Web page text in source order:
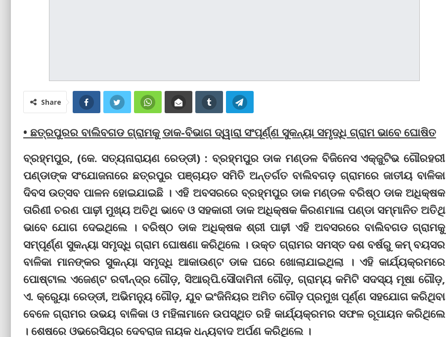
Share
• ଛତ୍ରପୁରର ବାଲିବଗଡ ଗ୍ରାମକୁ ଡାକ-ବିଭାଗ ଦ୍ୱାରା ସଂପୂର୍ଣ୍ଣ ସୁକନ୍ୟା ସମୃଦ୍ଧି ଗ୍ରାମ ଭାବେ ଘୋଷିତ
ବ୍ରହ୍ମପୁର, (କେ. ସତ୍ୟନାରାୟଣ ରେଡ୍ଡୀ) : ବ୍ରହ୍ମପୁର ଡାକ ମଣ୍ଡଳ ବିଜିନେସ ଏକ୍‌ଜୁଟିଭ ଗୌରହରୀ
ପଣ୍ଡାଙ୍କ ସଂଯୋଜନାରେ ଛତ୍ରପୁର ପଞ୍ଚାୟତ ସମିତି ଅନ୍ତର୍ଗତ ବାଲିବଗଡ଼ ଗ୍ରାମରେ ଜାତୀୟ ବାଳିକା
ଦିବସ ଉତ୍ସବ ପାଳନ ହୋଇଯାଇଛି । ଏହି ଅବସରରେ ବ୍ରହ୍ମପୁର ଡାକ ମଣ୍ଡଳ ବରିଷ୍ଠ ଡାକ ଅଧିକ୍ଷକ
ତାରିଣୀ ଚରଣ ପାଢ଼ୀ ମୁଖ୍ୟ ଅତିଥି ଭାବେ ଓ ସହକାରୀ ଡାକ ଅଧିକ୍ଷକ କିରଣମାଳା ପଣ୍ଡା ସମ୍ମାନିତ ଅତିଥି
ଭାବେ ଯୋଗ ଦେଇଥିଲେ । ବରିଷ୍ଠ ଡାକ ଅଧିକ୍ଷକ ଶ୍ରୀ ପାଢ଼ୀ ଏହି ଅବସରରେ ବାଲିବଗଡ ଗ୍ରାମକୁ
ସମ୍ପୂର୍ଣ୍ଣ ସୁକନ୍ୟା ସମୃଦ୍ଧି ଗ୍ରାମ ଘୋଷଣା କରିଥିଲେ । ଉକ୍ତ ଗ୍ରାମର ସମସ୍ତ ଦଶ ବର୍ଷରୁ କମ୍‌ ବୟସର
ବାଳିକା ମାନଙ୍କର ସୁକନ୍ୟା ସମୃଦ୍ଧି ଆକାଉଣ୍ଟ ଡାକ ଘରେ ଖୋଲାଯାଇଥିଲା । ଏହି କାର୍ଯ୍ୟକ୍ରମରେ
ପୋଷ୍ଟାଲ ଏଜେଣ୍ଟ ରବୀନ୍ଦ୍ର ଗୌଡ଼, ସିଆର୍‌ପି.ସୌଦାମିନୀ ଗୌଡ଼, ଗ୍ରାମ୍ୟ କମିଟି ସଦସ୍ୟ ମୂଷା ଗୌଡ଼,
ଏ. କ୍ରୁେୟା ରେଡ୍ଡୀ, ଅଭିମନ୍ୟୁ ଗୌଡ଼, ଯୁବ ଇଂଜିନିୟର ଅମିତ ଗୌଡ଼ ପ୍ରମୁଖ ପୂର୍ଣ୍ଣ ସହଯୋଗ କରିଥିବା
ବେଳେ ଗ୍ରାମର ଉଭୟ ବାଳିକା ଓ ମହିଳାମାନେ ଉପସ୍ଥିତ ରହି କାର୍ଯ୍ୟକ୍ରମର ସଫଳ ରୂପାୟନ କରିଥିଲେ
। ଶେଷରେ ଓଭରେସିୟର ଦେବରାଜ ନାୟକ ଧନ୍ୟବାଦ ଅର୍ପଣ କରିଥିଲେ ।